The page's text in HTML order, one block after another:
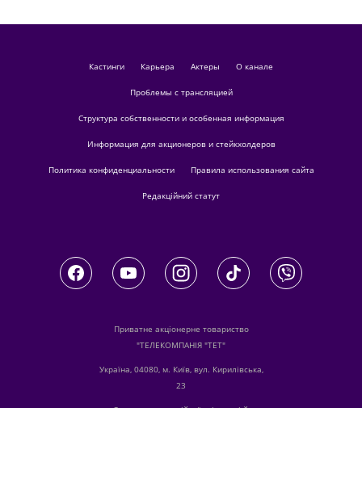
кастинги Карьера актеры О канале
Проблемы с трансляцией
Структура собственности и особенная информация
Информация для акционеров и стейкхолдеров
Политика конфиденциальности Правила использования сайта
Редакційний статут
Приватне акціонерне товариство
"ТЕЛЕКОМПАНІЯ "ТЕТ"
Україна, 04080, м. Київ, вул. Кирилівська,
23
З питань комерційної співпраці й